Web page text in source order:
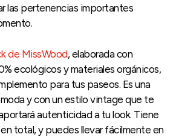
las pertenencias importantes
de MissWood, elaborada con
ecológicos y materiales orgánicos,
para tus paseos. Es una
y con un estilo vintage que te
autenticidad a tu look. Tiene
total, y puedes llevar fácilmente en